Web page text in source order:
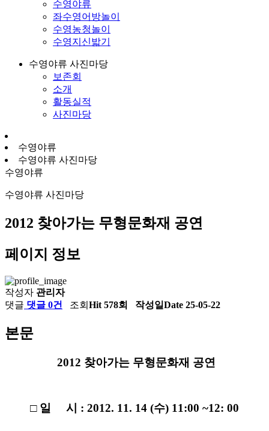
수영야류
좌수영어방놀이
수영농청놀이
수영지신밟기
수영야류 사진마당
보존회
소개
활동실적
사진마당
수영야류
수영야류 사진마당
수영야류
수영야류 사진마당
2012 찾아가는 무형문화재 공연
페이지 정보
작성자 관리자
댓글 댓글 0건 조회 Hit 578회 작성일Date 25-05-22
본문
2012 찾아가는 무형문화재 공연
□ 일 시 : 2012. 11. 14 (수) 11:00 ~12: 00